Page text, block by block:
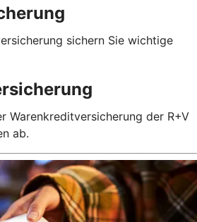
sichern Sie wichtige
Warenkreditversicherung der R+V
ab.